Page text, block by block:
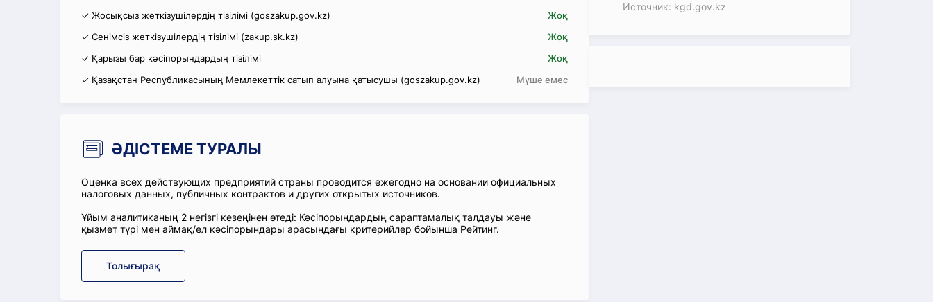
✓ Жосықсыз жеткізушілердің тізілімі (goszakup.gov.kz)
Жоқ
✓ Сенімсіз жеткізушілердің тізілімі (zakup.sk.kz)
Жоқ
✓ Қарызы бар кәсіпорындардың тізілімі
Жоқ
✓ Қазақстан Республикасының Мемлекеттік сатып алуына қатысушы (goszakup.gov.kz)
Мүше емес
ӘДІСТЕМЕ ТУРАЛЫ
Оценка всех действующих предприятий страны проводится ежегодно на основании официальных
налоговых данных, публичных контрактов и других открытых источников.
Ұйым аналитиканың 2 негізгі кезеңінен өтеді: Кәсіпорындардың сараптамалық талдауы және
қызмет түрі мен аймақ/ел кәсіпорындары арасындағы критерийлер бойынша Рейтинг.
Толығырақ
Источник: kgd.gov.kz